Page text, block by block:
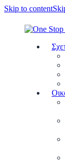
Skip to content